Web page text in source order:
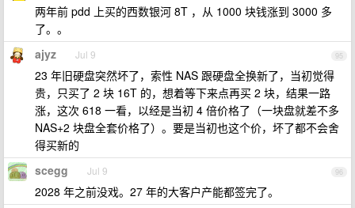
两年前 pdd 上买的西数银河 8T ，从 1000 块钱涨到 3000 多
了。。
95
ajyz Jul 9
23 年旧硬盘突然坏了，索性 NAS 跟硬盘全换新了，当初觉得
贵，只买了 2 块 16T 的，想着等下来点再买 2 块，结果一路
涨，这次 618 一看，以经是当初 4 倍价格了（一块盘就差不多
NAS+2 块盘全套价格了）。要是当初也这个价，坏了都不会舍
得买新的
96
scegg Jul 9
2028 年之前没戏。27 年的大客户产能都签完了。